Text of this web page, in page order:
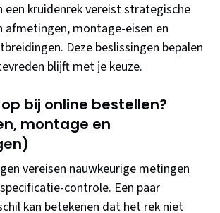
een kruidenrek vereist strategische
afmetingen, montage-eisen en
Deze beslissingen bepalen
blijft met je keuze.
bij online bestellen?
montage en
vereisen nauwkeurige metingen
controle. Een paar
kan betekenen dat het rek niet